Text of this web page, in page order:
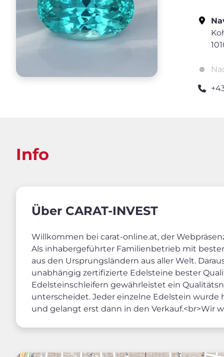
Info
Über CARAT-INVEST
Willkommen bei carat-online.at, der
Als inhabergeführter Familienbetrieb mit
aus den Ursprungsländern aus aller Welt.
unabhängig zertifizierte Edelsteine bester
Edelsteinschleifern gewährleistet ein
unterscheidet. Jeder einzelne Edelstein
und gelangt erst dann in den Verkauf.<br>Wir